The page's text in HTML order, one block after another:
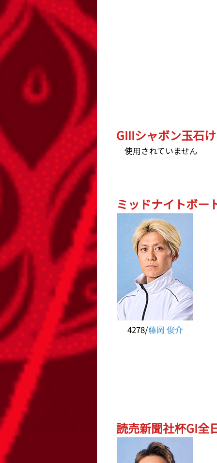
GIIIシャボン玉石
使用されていません
ミッドナイトボー
4278/藤岡 俊介
読売新聞社杯GI全